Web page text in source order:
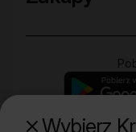
Wybierz